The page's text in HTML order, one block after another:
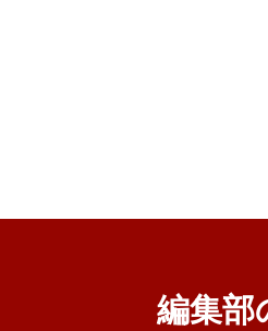
編集部